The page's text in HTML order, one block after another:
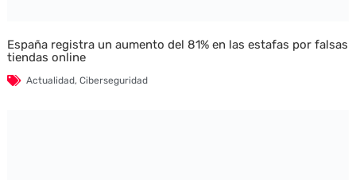
España registra un aumento del 81% en las estafas por falsas
tiendas online
Actualidad, Ciberseguridad